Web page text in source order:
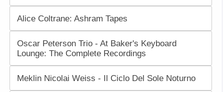
Alice Coltrane: Ashram Tapes
Oscar Peterson Trio - At Baker's Keyboard
Lounge: The Complete Recordings
Meklin Nicolai Weiss - Il Ciclo Del Sole Noturno